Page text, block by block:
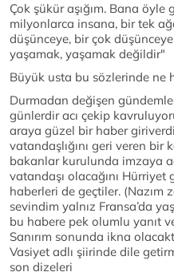
Çok şükür aşığım. Bana
milyonlarca insana, bir tek
düşünceye, bir çok
yaşamak, yaşamak değildir"
Büyük usta bu sözlerinde ne
Durmadan değişen
günlerdir acı çekip
araya güzel bir haber
vatandaşlığını geri veren bir
bakanlar kurulunda imzaya
vatandaşı olacağını
haberleri de geçtiler. (Nazım
sevindim yalnız Fransa’da
bu habere pek olumlu yanıt
Sanırım sonunda ikna
Vasiyet adlı şiirinde dile
son dizeleri